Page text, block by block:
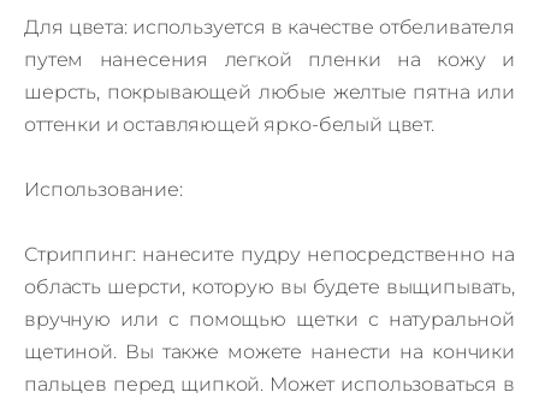
Для цвета: используется в качестве отбеливателя
путем нанесения легкой пленки на кожу и
шерсть, покрывающей любые желтые пятна или
оттенки и оставляющей ярко-белый цвет.
Использование:
Стриппинг: нанесите пудру непосредственно на
область шерсти, которую вы будете выщипывать,
вручную или с помощью щетки с натуральной
щетиной. Вы также можете нанести на кончики
пальцев перед щипкой. Может использоваться в